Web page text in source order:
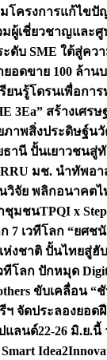
โครงการแก้ไข
มผู้เชี่ยวชาญแล
ดับ SME ใต้สู่ค
ยอดขาย 100 ล้าน
ยนรู้โดรนเพื่อกา
3Ea” สร้างเศร
ยภาพสิ่งประดิษฐ์
านี ปั้นเยาวชนสู่
มช. นำทัพอ
จัย พลิกอนาคต
ชุมชนTPQI x
7 เวทีโลก “ยศ
งชาติ ปั้นไทยสู่ฮับ
โลก ปักหมุด
ขับเคลื่อน
จัดประลองยอด
แลนด์22-26 มิ.ย.